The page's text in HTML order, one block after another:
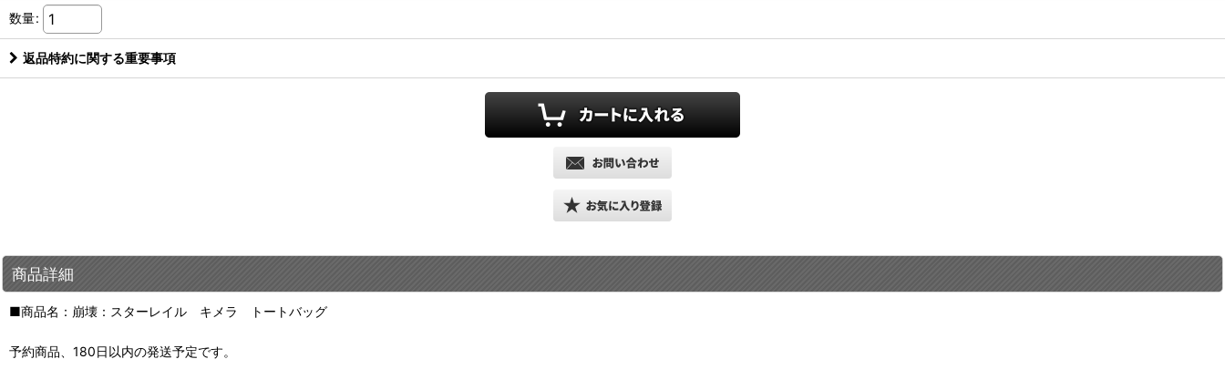
数量:
返品特約に関する重要事項
商品詳細
■商品名：崩壊：スターレイル キメラ トートバッグ
予約商品、180日以内の発送予定です。